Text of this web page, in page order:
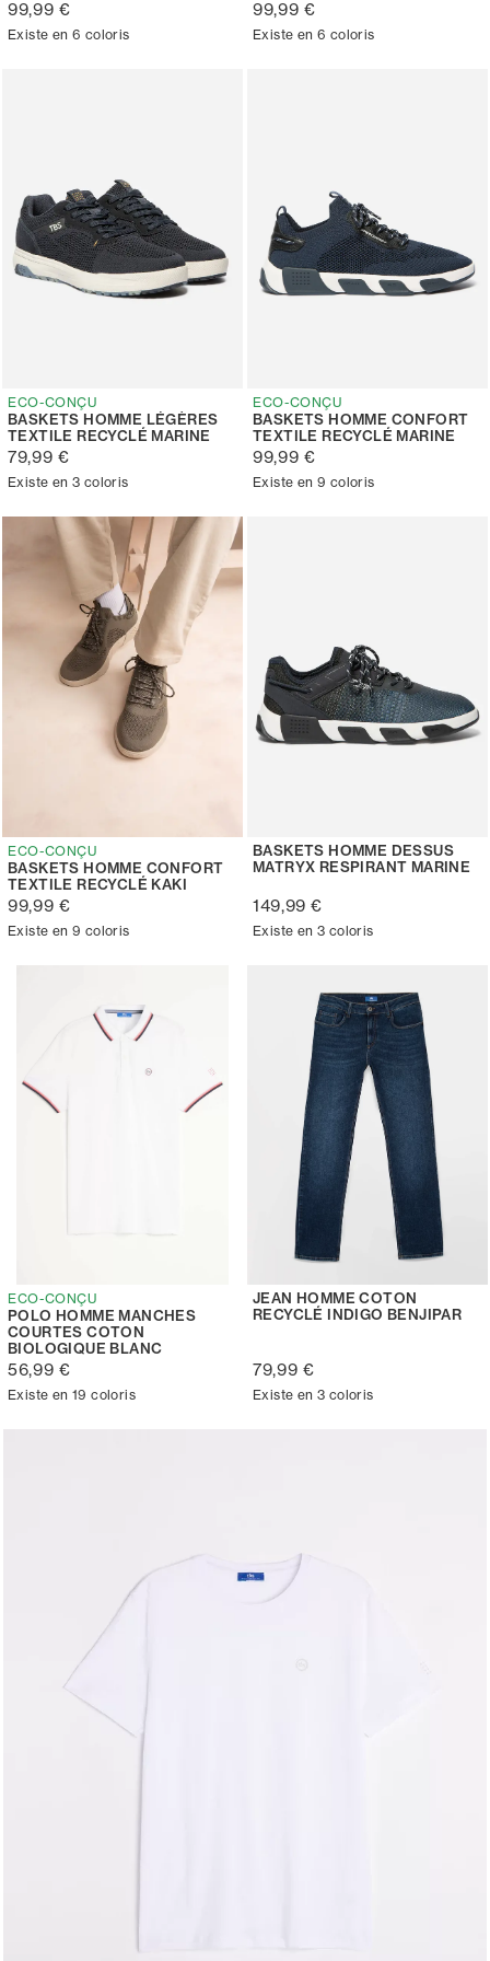
99,99 €
Existe en 6 coloris
99,99 €
Existe en 6 coloris
ECO-CONÇU
BASKETS HOMME LÉGÈRES
TEXTILE RECYCLÉ MARINE
79,99 €
Existe en 3 coloris
ECO-CONÇU
BASKETS HOMME CONFORT
TEXTILE RECYCLÉ MARINE
99,99 €
Existe en 9 coloris
ECO-CONÇU
BASKETS HOMME CONFORT
TEXTILE RECYCLÉ KAKI
99,99 €
Existe en 9 coloris
BASKETS HOMME DESSUS
MATRYX RESPIRANT MARINE
149,99 €
Existe en 3 coloris
ECO-CONÇU
POLO HOMME MANCHES
COURTES COTON
BIOLOGIQUE BLANC
56,99 €
Existe en 19 coloris
JEAN HOMME COTON
RECYCLÉ INDIGO BENJIPAR
79,99 €
Existe en 3 coloris